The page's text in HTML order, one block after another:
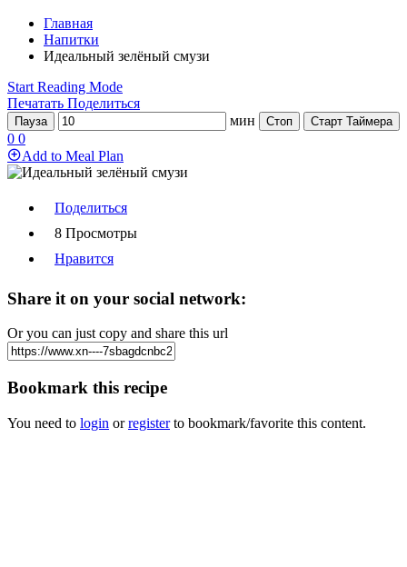
Главная
Напитки
Идеальный зелёный смузи
Start Reading Mode
Печатать Поделиться
Пауза мин Стоп Старт Таймера
0 0
Add to Meal Plan
Поделиться
8 Просмотры
Нравится
Share it on your social network:
Or you can just copy and share this url
Bookmark this recipe
You need to login orregisterto bookmark/favorite this content.